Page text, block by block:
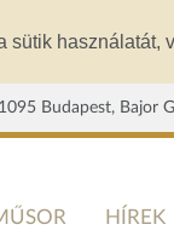
használatát,
Budapest, Bajor
HÍREK